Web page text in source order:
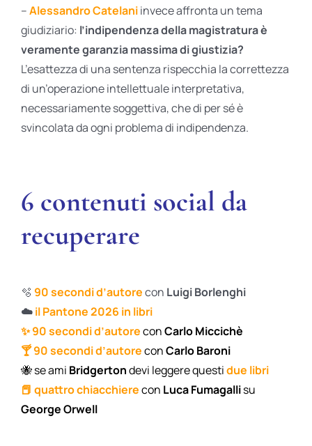
–Alessandro Catelaniinvece affronta un tema
giudiziario: l’indipendenza della magistratura è
veramente garanzia massima di giustizia?
L’esattezza di una sentenza rispecchia la correttezza
di un’operazione intellettuale interpretativa,
necessariamente soggettiva, che di per sé è
svincolata da ogni problema di indipendenza.
6 contenuti social da
recuperare
🫧 90 secondi d’autorecon Luigi Borlenghi
☁️il Pantone 2026 in libri
✨90 secondi d’autoreconCarlo Miccichè
🍸90 secondi d’autoreconCarlo Baroni
🐝se ami Bridgertondevi leggere questidue libri
📕 quattro chiacchierecon Luca Fumagallisu
George Orwell